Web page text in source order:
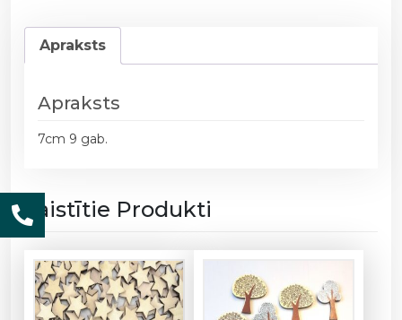
Apraksts
Apraksts
7cm 9 gab.
Saistītie Produkti